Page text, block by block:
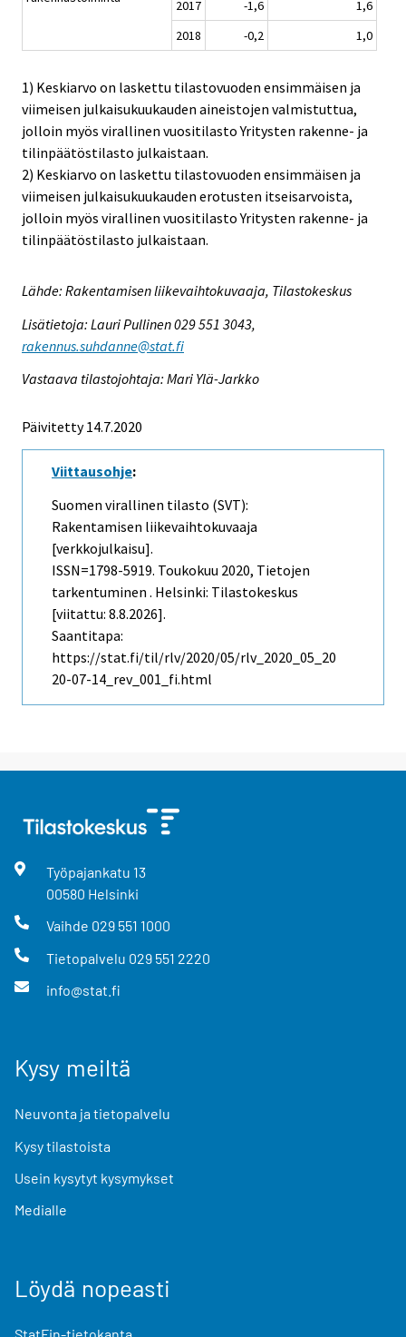
2017 -1,6
1,6
2018
-0,2 1,0
1) Keskiarvo on laskettu tilastovuoden ensimmäisen ja
viimeisen julkaisukuukauden aineistojen valmistuttua,
jolloin myös virallinen vuositilasto Yritysten rakenne- ja
tilinpäätöstilasto julkaistaan.
2) Keskiarvo on laskettu tilastovuoden ensimmäisen ja
viimeisen julkaisukuukauden erotusten itseisarvoista,
jolloin myös virallinen vuositilasto Yritysten rakenne- ja
tilinpäätöstilasto julkaistaan.
Lähde: Rakentamisen liikevaihtokuvaaja, Tilastokeskus
Lisätietoja: Lauri Pullinen 029 551 3043,
rakennus.suhdanne@stat.fi
Vastaava tilastojohtaja: Mari Ylä-Jarkko
Päivitetty 14.7.2020
Viittausohje:
Suomen virallinen tilasto (SVT):
Rakentamisen liikevaihtokuvaaja
[verkkojulkaisu].
ISSN=1798-5919. Toukokuu 2020, Tietojen
tarkentuminen . Helsinki: Tilastokeskus
[viitattu: 8.8.2026].
Saantitapa:
https://stat.fi/til/rlv/2020/05/rlv_2020_05_20
20-07-14_rev_001_fi.html
Työpajankatu 13
00580 Helsinki
Vaihde 029 551 1000
Tietopalvelu 029 551 2220
info@stat.fi
Kysy meiltä
Neuvonta ja tietopalvelu
Kysy tilastoista
Usein kysytyt kysymykset
Medialle
Löydä nopeasti
StatFin-tietokanta